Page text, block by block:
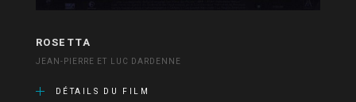
ROSETTA
JEAN-PIERRE ET LUC DARDENNE
DÉTAILS DU FILM